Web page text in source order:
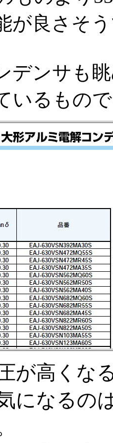
が良さそ
デンサも
いるもの
が高くな
になるの